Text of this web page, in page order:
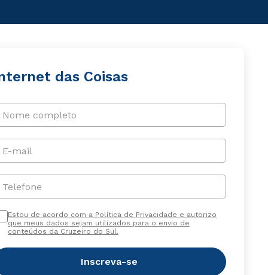
das Coisas
Nome completo
E-mail
Telefone
Estou de acordo com a Política de Privacidade e autorizo
que meus dados sejam utilizados para o envio de
conteúdos da Cruzeiro do Sul.
Inscreva-se